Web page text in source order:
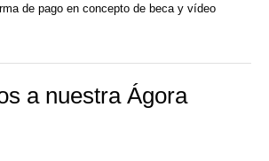
de pago en concepto de beca y vídeo
a nuestra Ágora